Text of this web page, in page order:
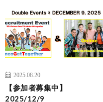
2025.08.20
【参加者募集中】
2025/12/9